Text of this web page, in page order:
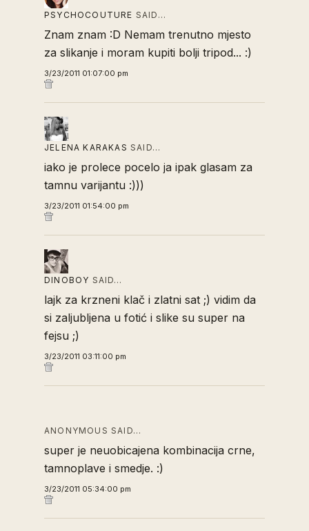
PSYCHOCOUTURE SAID…
Znam znam :D Nemam trenutno mjesto
za slikanje i moram kupiti bolji tripod... :)
3/23/2011 01:07:00 pm
JELENA KARAKAS SAID…
iako je prolece pocelo ja ipak glasam za
tamnu varijantu :)))
3/23/2011 01:54:00 pm
DINOBOY SAID…
lajk za krzneni klač i zlatni sat ;) vidim da
si zaljubljena u fotić i slike su super na
fejsu ;)
3/23/2011 03:11:00 pm
ANONYMOUS SAID…
super je neuobicajena kombinacija crne,
tamnoplave i smedje. :)
3/23/2011 05:34:00 pm